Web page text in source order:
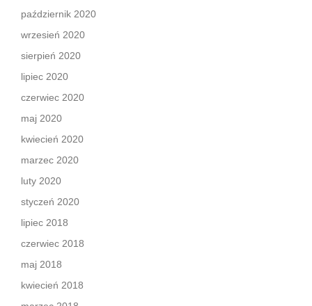
październik 2020
wrzesień 2020
sierpień 2020
lipiec 2020
czerwiec 2020
maj 2020
kwiecień 2020
marzec 2020
luty 2020
styczeń 2020
lipiec 2018
czerwiec 2018
maj 2018
kwiecień 2018